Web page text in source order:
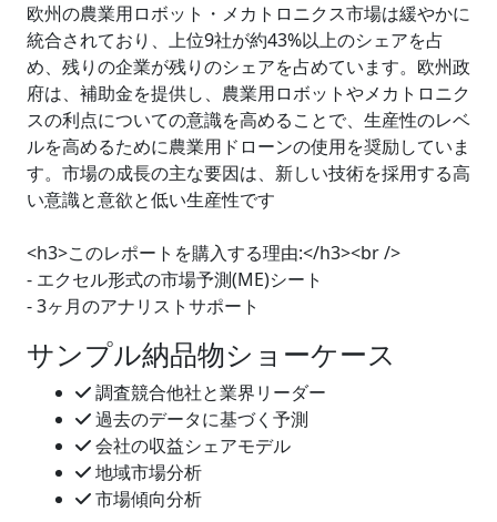
欧州の農業用ロボット・メカトロニクス市場は緩やかに
統合されており、上位9社が約43%以上のシェアを占
め、残りの企業が残りのシェアを占めています。欧州政
府は、補助金を提供し、農業用ロボットやメカトロニク
スの利点についての意識を高めることで、生産性のレベ
ルを高めるために農業用ドローンの使用を奨励していま
す。市場の成長の主な要因は、新しい技術を採用する高
い意識と意欲と低い生産性です
<h3>このレポートを購入する理由:</h3><br />
- エクセル形式の市場予測(ME)シート
- 3ヶ月のアナリストサポート
サンプル納品物ショーケース
調査競合他社と業界リーダー
過去のデータに基づく予測
会社の収益シェアモデル
地域市場分析
市場傾向分析